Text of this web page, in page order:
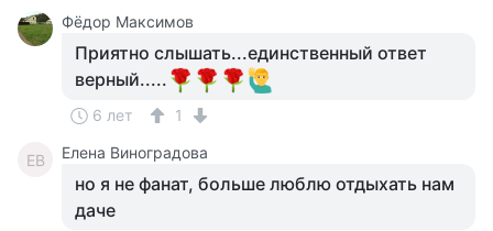
Фёдор Максимов
Приятно слышать...единственный ответ
верный.....
6 лет 1
ЕВ Елена Виноградова
но я не фанат, больше люблю отдыхать нам
даче